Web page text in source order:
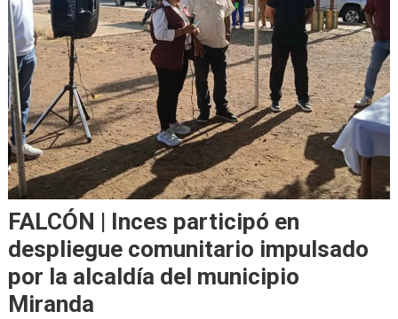
FALCÓN | Inces participó en
despliegue comunitario impulsado
por la alcaldía del municipio
Miranda